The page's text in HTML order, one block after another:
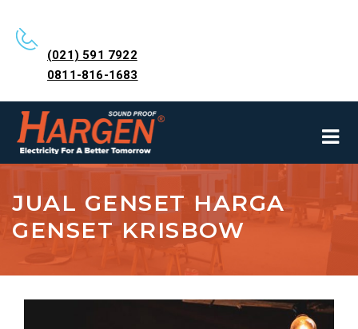
(021) 591 7922
0811-816-1683
JUAL GENSET HARGA
GENSET KRISBOW